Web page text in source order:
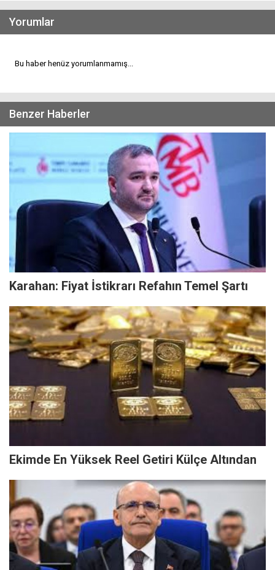
Yorumlar
Bu haber henüz yorumlanmamış...
Benzer Haberler
Karahan: Fiyat İstikrarı Refahın Temel Şartı
Ekimde En Yüksek Reel Getiri Külçe Altından